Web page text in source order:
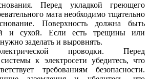
Перед укладкой греющего
мата необходимо тщательно
Поверхность должна быть
и сухой. Если есть трещины или
заделать и выровнять.
проводки. Перед
к электросети убедитесь, что
требованиям безопасности.